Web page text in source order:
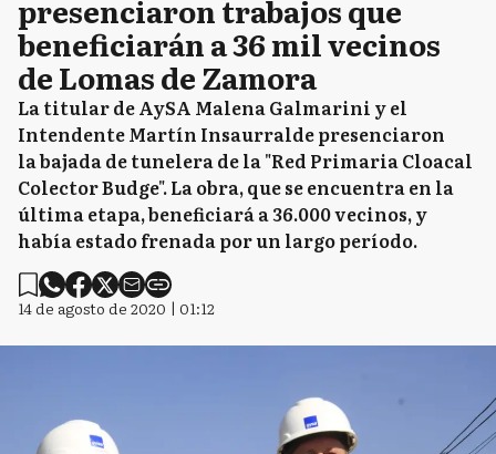
presenciaron trabajos que
beneficiarán a 36 mil vecinos
de Lomas de Zamora
La titular de AySA Malena Galmarini y el
Intendente Martín Insaurralde presenciaron
la bajada de tunelera de la "Red Primaria Cloacal
Colector Budge". La obra, que se encuentra en la
última etapa, beneficiará a 36.000 vecinos, y
había estado frenada por un largo período.
14 de agosto de 2020 | 01:12